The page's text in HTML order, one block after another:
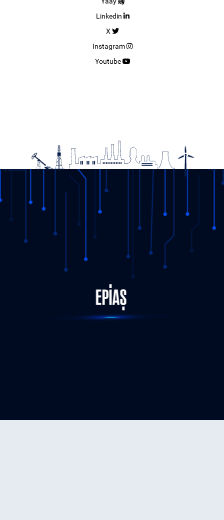
Linkedin
X
Instagram
Youtube